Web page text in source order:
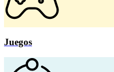
Juegos